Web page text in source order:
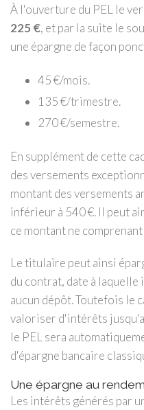
À l'ouverture du PEL le
225 €, et par la suite le
une épargne de façon
45 €/mois.
135 €/trimestre.
270 €/semestre.
En supplément de cette
des versements
montant des versements
inférieur à 540 €. Il peut
ce montant ne
Le titulaire peut ainsi
du contrat, date à
aucun dépôt. Toutefois le
valoriser d'intérêts
le PEL sera
d'épargne bancaire
Une épargne au
Les intérêts générés par